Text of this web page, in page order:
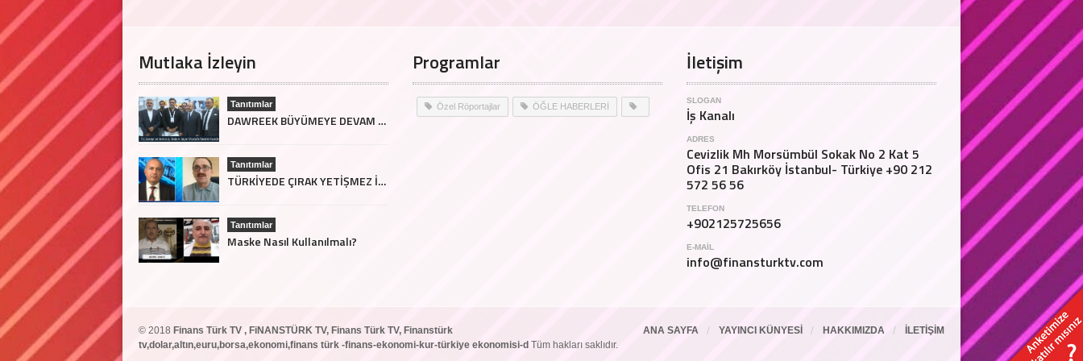
Mutlaka İzleyin
Tanıtımlar
DAWREEK BÜYÜMEYE DEVAM EDİYOR.
Tanıtımlar
TÜRKİYEDE ÇIRAK YETİŞMEZ İSE ETKİLERİ NELER OLACAK
Tanıtımlar
Maske Nasıl Kullanılmalı?
Programlar
Özel Röportajlar ÖĞLE HABERLERİ
İletişim
SLOGAN
İş Kanalı
ADRES
Cevizlik Mh Morsümbül Sokak No 2 Kat 5
Ofis 21 Bakırköy İstanbul- Türkiye +90 212
572 56 56
TELEFON
+902125725656
E-MAIL
info@finansturktv.com
ANA SAYFA YAYINCI KÜNYESI HAKKIMIZDA İLETIŞIM
© 2018 Finans Türk TV , FiNANSTÜRK TV, Finans Türk TV, Finanstürk
tv,dolar,altın,euru,borsa,ekonomi,finans türk -finans-ekonomi-kur-türkiye ekonomisi-d Tüm hakları saklıdır.